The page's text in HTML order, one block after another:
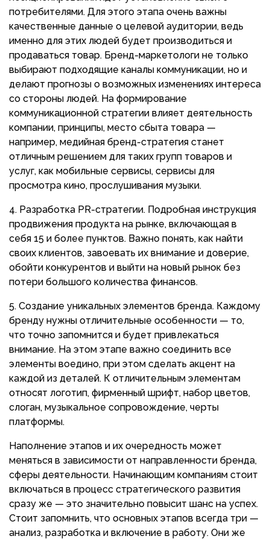
потребителями. Для этого этапа очень важны
качественные данные о целевой аудитории, ведь
именно для этих людей будет производиться и
продаваться товар. Бренд-маркетологи не только
выбирают подходящие каналы коммуникации, но и
делают прогнозы о возможных изменениях интереса
со стороны людей. На формирование
коммуникационной стратегии влияет деятельность
компании, принципы, место сбыта товара —
например, медийная бренд-стратегия станет
отличным решением для таких групп товаров и
услуг, как мобильные сервисы, сервисы для
просмотра кино, прослушивания музыки.
Разработка PR-стратегии. Подробная инструкция
продвижения продукта на рынке, включающая в
себя 15 и более пунктов. Важно понять, как найти
своих клиентов, завоевать их внимание и доверие,
обойти конкурентов и выйти на новый рынок без
потери большого количества финансов.
Создание уникальных элементов бренда. Каждому
бренду нужны отличительные особенности — то,
что точно запомнится и будет привлекаться
внимание. На этом этапе важно соединить все
элементы воедино, при этом сделать акцент на
каждой из деталей. К отличительным элементам
относят логотип, фирменный шрифт, набор цветов,
слоган, музыкальное сопровождение, черты
платформы.
Наполнение этапов и их очередность может
меняться в зависимости от направленности бренда,
сферы деятельности. Начинающим компаниям стоит
включаться в процесс стратегического развития
сразу же — это значительно повысит шанс на успех.
Стоит запомнить, что основных этапов всегда три —
анализ, разработка и включение в работу. Они же